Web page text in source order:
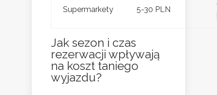
Supermarkety 5-30 PLN
Jak sezon i czas
rezerwacji wpływają
na koszt taniego
wyjazdu?